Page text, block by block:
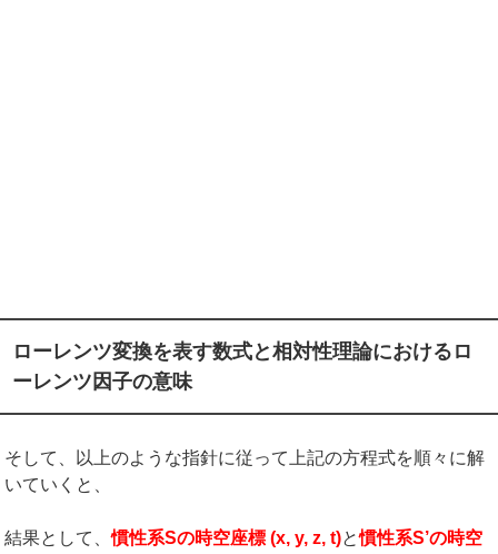
ローレンツ変換を表す数式と相対性理論におけるロ
ーレンツ因子の意味
そして、以上のような指針に従って上記の方程式を順々に解
いていくと、
結果として、慣性系Sの時空座標 (x, y, z, t)と慣性系S’の時空